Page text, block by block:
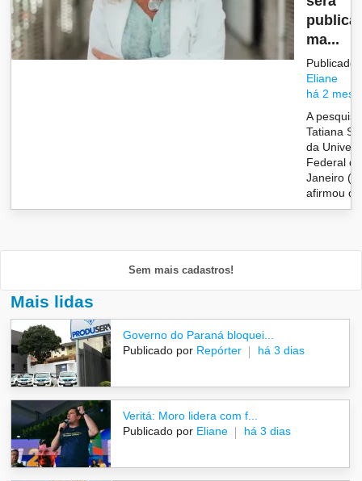
ma...
Publicado
Eliane
há 2
A
Tatiana
da
Federal
Janeiro
afirmou
Sem mais cadastros!
Mais lidas
Governo do Paraná bloquei...
Publicado por Repórter há 3 dias
Veritá: Moro lidera com f...
Publicado por Eliane há 3 dias